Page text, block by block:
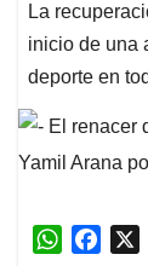
La
inicio de una
deporte en
W